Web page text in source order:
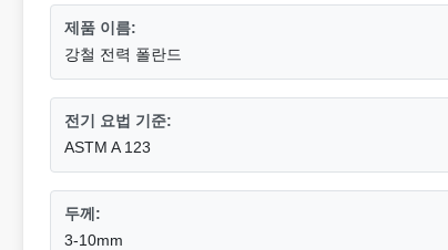
제품 이름:
강철 전력 폴란드
전기 요법 기준:
ASTM A 123
두께:
3-10mm